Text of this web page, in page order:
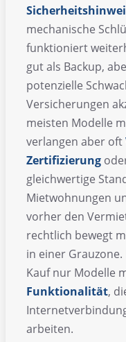
mechanische
funktioniert
gut als Backup,
potenzielle
Versicherungen
meisten Modelle
verlangen aber oft
Zertifizierung
gleichwertige
Mietwohnungen
vorher den
rechtlich bewegt
in einer Grauzone.
Kauf nur Modelle
Funktionalität,
arbeiten.